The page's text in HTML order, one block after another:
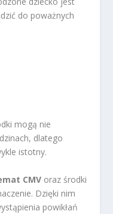
do poważnych
mogą nie
dlatego
istotny.
CMV oraz środki
Dzięki nim
powikłań